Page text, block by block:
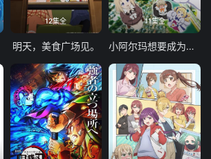
12集全
明天，美食广场见。
11集全
小阿尔玛想要成为家人